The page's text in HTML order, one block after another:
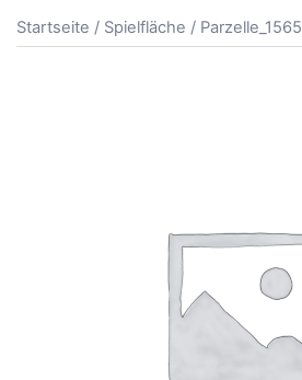
Startseite / Spielfläche / Parzelle_1565